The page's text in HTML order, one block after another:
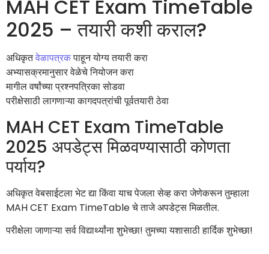
MAH CET Exam TimeTable
2025 – तयारी कशी कराल?
अधिकृतवेळापत्रकपाहून योग्य तयारी करा
अभ्यासक्रमानुसार वेळेचे नियोजन करा
मागील वर्षांच्या प्रश्नपत्रिका सोडवा
परीक्षेसाठी लागणाऱ्या कागदपत्रांची पूर्वतयारी ठेवा
MAH CET Exam TimeTable
2025 अपडेट्स मिळवण्यासाठी कोणता
पर्याय?
अधिकृत वेबसाईटला भेट द्या किंवा याच पेजला सेव्ह करा जेणेकरून तुम्हाला
MAH CET Exam TimeTable चे ताजे अपडेट्स मिळतील.
परीक्षेला जाणाऱ्या सर्व विद्यार्थ्यांना शुभेच्छा! तुमच्या यशासाठी हार्दिक शुभेच्छा!